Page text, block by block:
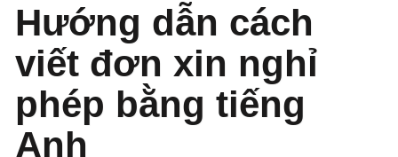
Hướng dẫn cách
viết đơn xin nghỉ
phép bằng tiếng
Anh